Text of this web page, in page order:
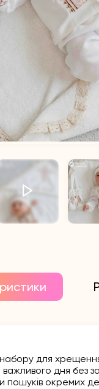
для
дня без
пошуків окремих